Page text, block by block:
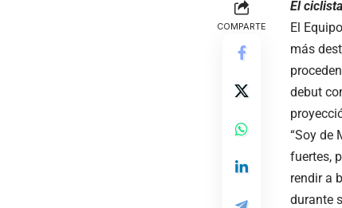
COMPARTE
El
El
más
debut
“Soy de
fuertes,
rendir a
durante